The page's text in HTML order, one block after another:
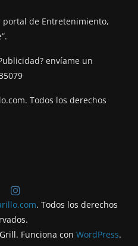
portal de Entretenimiento,
envíame un
Todos los derechos
. Todos los derechos
Funciona con WordPress.